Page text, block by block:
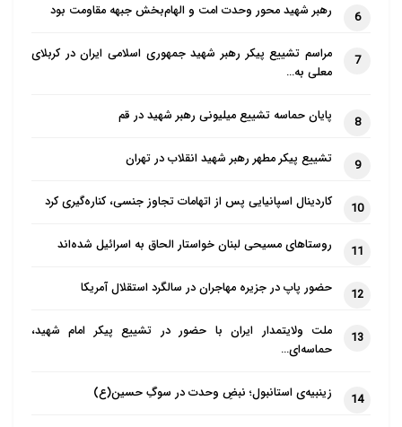
اسلام در مسائل اجتماعی و سیاسی نیز، برای زنان
را در تمام فعالیت‌های اجتماعی و سیاسی اثرگذار و قابل
این جهت نمی‌گذارد.
گفت: در عصر رسالت پیامبر اکرم (ص)، مشارکت زنان در
فریضه امر به معروف و نهی از منکر، بیعت با پیامبر اکرم و
احترام پیامبر اکرم (ص) بودند. در دوران معاصر نیز
مشارکت زنان به خصوص در عرصه های اجتماعی و علمی
بسیار مشهود است و این نکته قابل توجهی است چراکه
باید از این ظرفیت موجود به خوبی بهره برد.
حجت الاسلام و المسلمین حاج سید جواد شهرستانی در
پایان با ذکر برخی کرامات ائمه اطهار (سلام الله علیهم
اجمعین) افزود: ما پیرو مکتبی هستیم که ائمه معصومین
6 رهبر شهید محور وحدت امت و الهام‌بخش جبهه مقاومت بود
7
مراسم تشییع پیکر رهبر شهید جمهوری اسلامی ایران در کربلای
معلی به…
8 پایان حماسه تشییع میلیونی رهبر شهید در قم
9 تشییع پیکر مطهر رهبر شهید انقلاب در تهران
10 کاردینال اسپانیایی پس از اتهامات تجاوز جنسی، کناره‌گیری کرد
11 روستاهای مسیحی لبنان خواستار الحاق به اسرائیل شده‌اند
12 حضور پاپ در جزیره مهاجران در سالگرد استقلال آمریکا
13
ملت ولایتمدار ایران با حضور در تشییع پیکر امام شهید،
حماسه‌ای…
14 زینبیه‌ی استانبول؛ نبضِ وحدت در سوگِ حسین(ع)